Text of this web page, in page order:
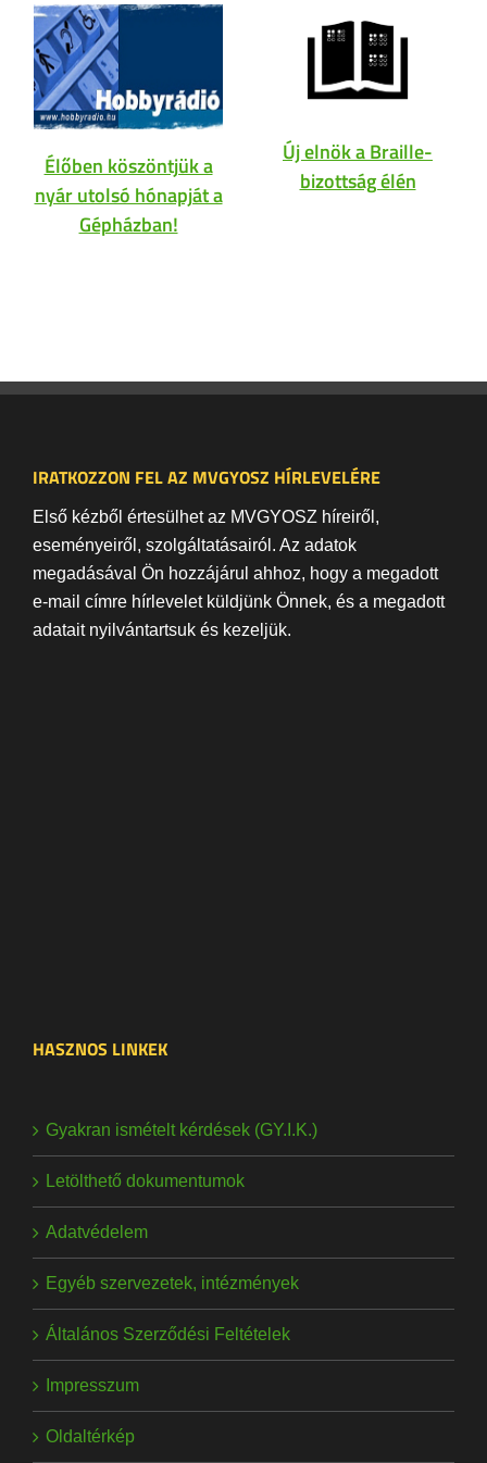
Élőben köszöntjük a
nyár utolsó hónapját a
Gépházban!
Új elnök a Braille-
bizottság élén
IRATKOZZON FEL AZ MVGYOSZ HÍRLEVELÉRE
Első kézből értesülhet az MVGYOSZ híreiről,
eseményeiről, szolgáltatásairól. Az adatok
megadásával Ön hozzájárul ahhoz, hogy a megadott
e-mail címre hírlevelet küldjünk Önnek, és a megadott
adatait nyilvántartsuk és kezeljük.
HASZNOS LINKEK
Gyakran ismételt kérdések (GY.I.K.)
Letölthető dokumentumok
Adatvédelem
Egyéb szervezetek, intézmények
Általános Szerződési Feltételek
Impresszum
Oldaltérkép